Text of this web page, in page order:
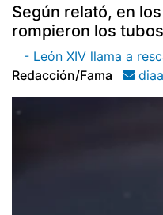
Según relató, en
rompieron los
- León XIV llama a
Redacción/fama